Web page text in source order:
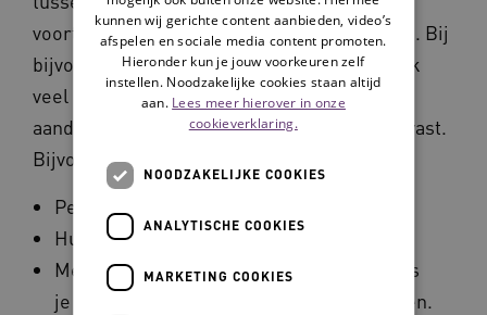
voortgang te volgen evalueer je en stel je bij. Bij
bijvoorbeeld een wond evalueer je natuurlijk
veel eerder dan na een half jaar. Bij elk
aandachtsgebied stel je de evaluatiedatum vast.
Bijvoorbeeld:
Persoonlijke zorg: na drie maanden.
Huid: na twee weken.
Medicatie: na vier weken, bijvoorbeeld als
je iemand zelf wilt leren insuline te spuiten.
kunnen wij gerichte content aanbieden, video’s
afspelen en sociale media content promoten.
Hieronder kun je jouw voorkeuren zelf
instellen. Noodzakelijke cookies staan altijd
aan. Lees meer hierover in onze
cookieverklaring.
NOODZAKELIJKE COOKIES
ANALYTISCHE COOKIES
MARKETING COOKIES